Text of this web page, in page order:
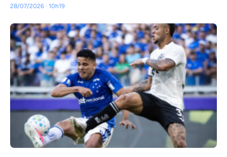
28/07/2026 · 10h19